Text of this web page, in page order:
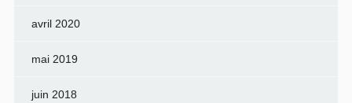
avril 2020
mai 2019
juin 2018